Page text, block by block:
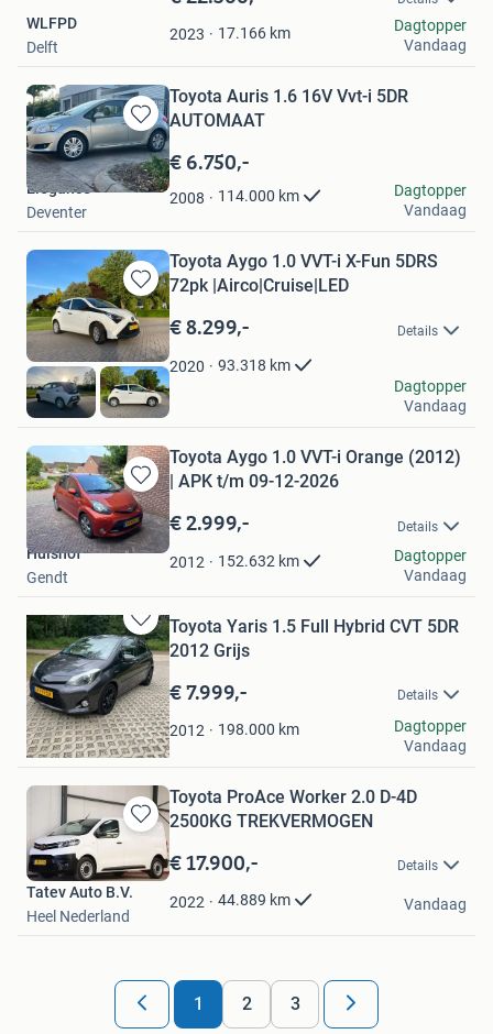
Favorieten
2023 17.166 km
WLFPD
Delft
Dagtopper
Vandaag
Bewaren
in
Mijn
Favorieten
Toyota Auris 1.6 16V Vvt-i 5DR
AUTOMAAT
€ 6.750,-
2008 114.000 km
Elegance
Deventer
Dagtopper
Vandaag
Bewaren
in
Mijn
Favorieten
Toyota Aygo 1.0 VVT-i X-Fun 5DRS
72pk |Airco|Cruise|LED
€ 8.299,- Details
2020 93.318 km
Tim
Raalte
Dagtopper
Vandaag
Bewaren
in
Mijn
Favorieten
Toyota Aygo 1.0 VVT-i Orange (2012)
| APK t/m 09-12-2026
€ 2.999,- Details
2012 152.632 km
Hulshof
Gendt
Dagtopper
Vandaag
Bewaren
in
Mijn
Favorieten
Toyota Yaris 1.5 Full Hybrid CVT 5DR
2012 Grijs
€ 7.999,- Details
2012 198.000 km
AutoTim
Echt
Dagtopper
Vandaag
Bewaren
Mijn
Favorieten
Toyota ProAce Worker 2.0 D-4D
2500KG TREKVERMOGEN
€ 17.900,- Details
2022 44.889 km
Tatev Auto B.V.
Heel Nederland
Vandaag
1 2 3